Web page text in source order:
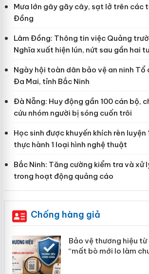
Mưa lớn gây gãy cây, sạt lở trên các
Đồng
Lâm Đồng: Thông tin việc Quảng
Nghĩa xuất hiện lún, nứt sau gần hai
Ngày hội toàn dân bảo vệ an ninh
Đa Mai, tỉnh Bắc Ninh
Đà Nẵng: Huy động gần 100 cán bộ,
cứu nhóm người bị sóng cuốn trôi
Học sinh được khuyến khích rèn luyện
thực hành 1 loại hình nghệ thuật
Bắc Ninh: Tăng cường kiểm tra và xử
trong hoạt động quảng cáo
Chống hàng giả
Bảo vệ thương hiệu
“mất bò mới lo làm